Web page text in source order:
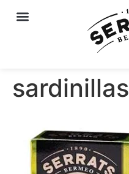
sardinillas